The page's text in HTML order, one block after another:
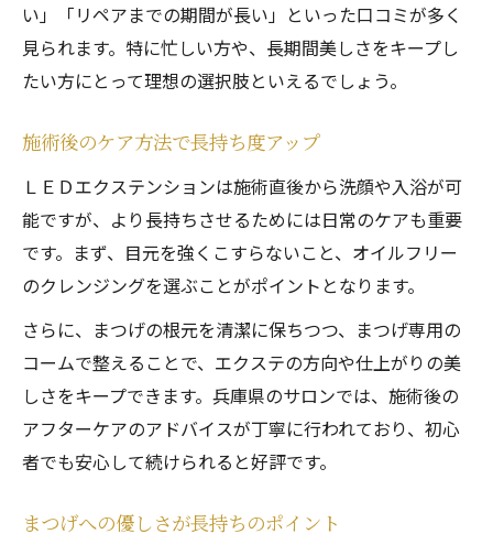
い」「リペアまでの期間が長い」といった口コミが多く
見られます。特に忙しい方や、長期間美しさをキープし
たい方にとって理想の選択肢といえるでしょう。
施術後のケア方法で長持ち度アップ
ＬＥＤエクステンションは施術直後から洗顔や入浴が可
能ですが、より長持ちさせるためには日常のケアも重要
です。まず、目元を強くこすらないこと、オイルフリー
のクレンジングを選ぶことがポイントとなります。
さらに、まつげの根元を清潔に保ちつつ、まつげ専用の
コームで整えることで、エクステの方向や仕上がりの美
しさをキープできます。兵庫県のサロンでは、施術後の
アフターケアのアドバイスが丁寧に行われており、初心
者でも安心して続けられると好評です。
まつげへの優しさが長持ちのポイント